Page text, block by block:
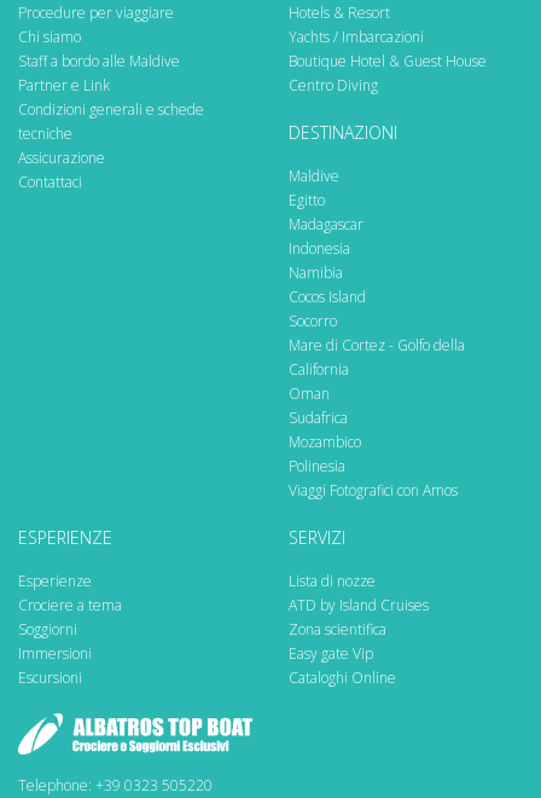
Procedure per viaggiare
Chi siamo
Staff a bordo alle Maldive
Partner e Link
Condizioni generali e schede
tecniche
Assicurazione
Contattaci
Hotels & Resort
Yachts / Imbarcazioni
Boutique Hotel & Guest House
Centro Diving
DESTINAZIONI
Maldive
Egitto
Madagascar
Indonesia
Namibia
Cocos Island
Socorro
Mare di Cortez - Golfo della
California
Oman
Sudafrica
Mozambico
Polinesia
Viaggi Fotografici con Amos
ESPERIENZE
Esperienze
Crociere a tema
Soggiorni
Immersioni
Escursioni
SERVIZI
Lista di nozze
ATD by Island Cruises
Zona scientifica
Easy gate Vip
Cataloghi Online
Telephone: +39 0323 505220